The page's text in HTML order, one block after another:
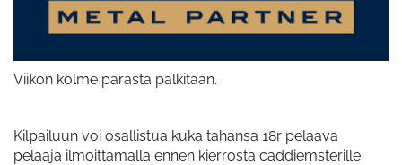
Viikon kolme parasta palkitaan.
Kilpailuun voi osallistua kuka tahansa 18r pelaava
pelaaja ilmoittamalla ennen kierrosta caddiemsterille